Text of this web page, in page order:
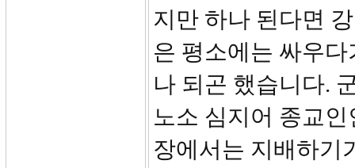
지만 하나 된다면
은 평소에는 싸우
나 되곤 했습니다.
노소 심지어 종교
장에서는 지배하기